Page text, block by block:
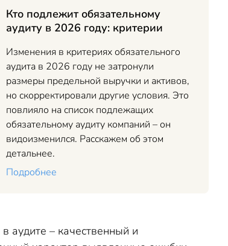
Кто подлежит обязательному
аудиту в 2026 году: критерии
Изменения в критериях обязательного
аудита в 2026 году не затронули
размеры предельной выручки и активов,
но скорректировали другие условия. Это
повлияло на список подлежащих
обязательному аудиту компаний – он
видоизменился. Расскажем об этом
детальнее.
Подробнее
аудите – качественный и